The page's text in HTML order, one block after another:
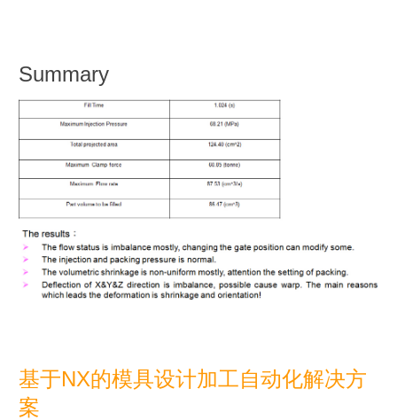
Summary
基于NX的模具设计加工自动化解决方
案